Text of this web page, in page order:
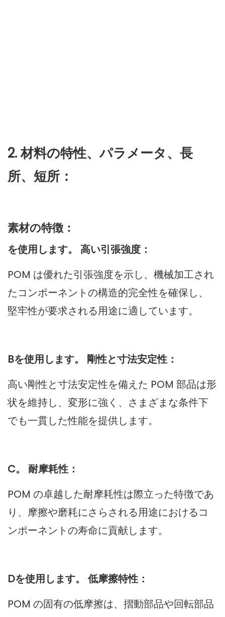
2. 材料の特性、パラメータ、長
所、短所：
素材の特徴：
を使用します。 高い引張強度：
POM は優れた引張強度を示し、機械加工され
たコンポーネントの構造的完全性を確保し、
堅牢性が要求される用途に適しています。
Bを使用します。 剛性と寸法安定性：
高い剛性と寸法安定性を備えた POM 部品は形
状を維持し、変形に強く、さまざまな条件下
でも一貫した性能を提供します。
C。 耐摩耗性：
POM の卓越した耐摩耗性は際立った特徴であ
り、摩擦や磨耗にさらされる用途におけるコ
ンポーネントの寿命に貢献します。
Dを使用します。 低摩擦特性：
POM の固有の低摩擦は、摺動部品や回転部品